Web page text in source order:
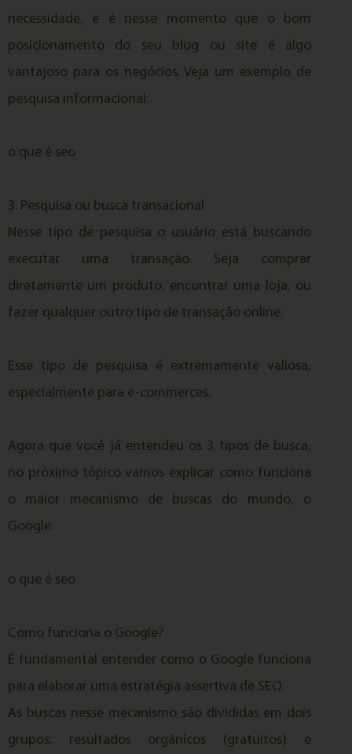
necessidade, e é nesse momento que o bom
posicionamento do seu blog ou site é algo
vantajoso para os negócios. Veja um exemplo de
pesquisa informacional:
o que é seo
3. Pesquisa ou busca transacional
Nesse tipo de pesquisa o usuário está buscando
executar uma transação. Seja comprar
diretamente um produto, encontrar uma loja, ou
fazer qualquer outro tipo de transação online.
Esse tipo de pesquisa é extremamente valiosa,
especialmente para e-commerces.
Agora que você já entendeu os 3 tipos de busca,
no próximo tópico vamos explicar como funciona
o maior mecanismo de buscas do mundo, o
Google.
o que é seo
Como funciona o Google?
É fundamental entender como o Google funciona
para elaborar uma estratégia assertiva de SEO.
As buscas nesse mecanismo são divididas em dois
grupos: resultados orgânicos (gratuitos) e